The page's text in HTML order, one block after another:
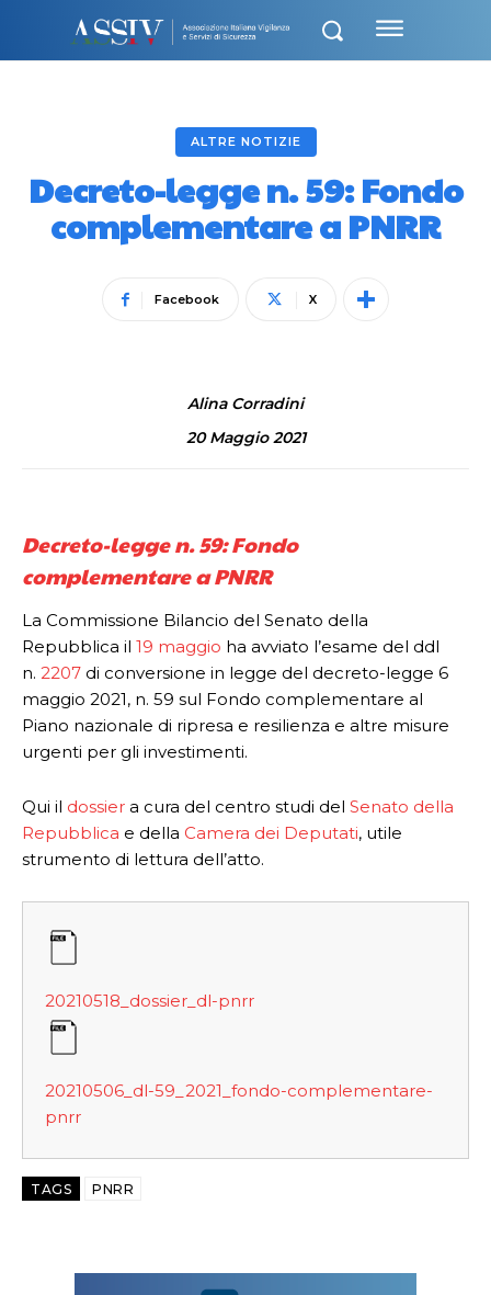
ALTRE NOTIZIE
Decreto-legge n. 59: Fondo
complementare a PNRR
Facebook X
Alina Corradini
20 Maggio 2021
Decreto-legge n. 59: Fondo
complementare a PNRR
La Commissione Bilancio del Senato della
Repubblica il 19 maggio ha avviato l’esame del ddl
n. 2207 di conversione in legge del decreto-legge 6
maggio 2021, n. 59 sul Fondo complementare al
Piano nazionale di ripresa e resilienza e altre misure
urgenti per gli investimenti.
Qui il dossier a cura del centro studi del Senato della
Repubblica e della Camera dei Deputati, utile
strumento di lettura dell’atto.
20210518_dossier_dl-pnrr
20210506_dl-59_2021_fondo-complementare-
pnrr
TAGS PNRR